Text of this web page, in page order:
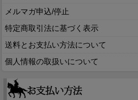
メルマガ申込/停止
特定商取引法に基づく表示
送料とお支払い方法について
個人情報の取扱いについて